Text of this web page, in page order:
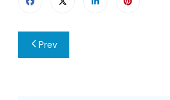
Beitragsnavigation
Prev